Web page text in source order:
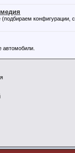
конфигурации,